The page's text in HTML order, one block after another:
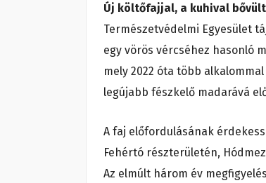
Új költőfajjal, a kuhival
Természetvédelmi Egyesület
egy vörös vércséhez hasonló
mely 2022 óta több
legújabb fészkelő madarává
A faj előfordulásának
Fehértó részterületén,
Az elmúlt három év